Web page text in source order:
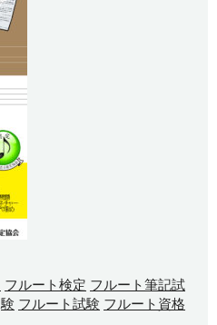
フルート検定 フルート筆記試
験 フルート試験 フルート資格